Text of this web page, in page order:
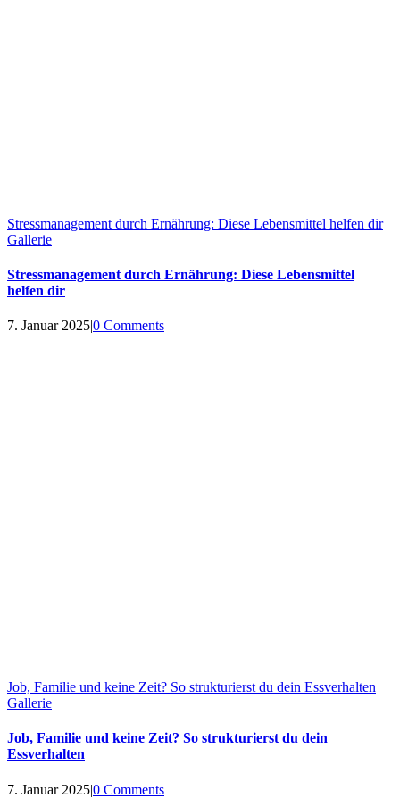
Stressmanagement durch Ernährung: Diese Lebensmittel helfen dir
Gallerie
Stressmanagement durch Ernährung: Diese Lebensmittel
helfen dir
7. Januar 2025|0 Comments
Job, Familie und keine Zeit? So strukturierst du dein Essverhalten
Gallerie
Job, Familie und keine Zeit? So strukturierst du dein
Essverhalten
7. Januar 2025|0 Comments